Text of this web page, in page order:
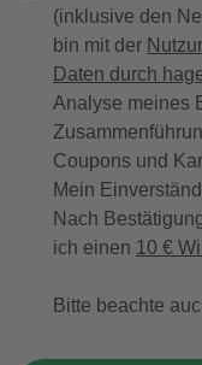
(inklusive den
bin mit der
Daten durch
Analyse meines
Coupons und
Mein
Nach
ich einen 10 €
Bitte beachte